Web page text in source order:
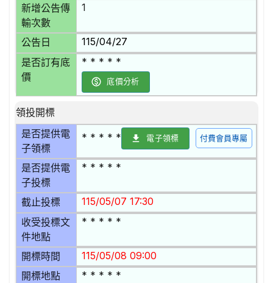
新增公告傳
輸次數
1
公告日 115/04/27
是否訂有底
價
* * * * *
底價分析
領投開標
是否提供電
子領標
* * * * * 電子領標 付費會員專屬
是否提供電
子投標
* * * * *
截止投標 115/05/07 17:30
收受投標文
件地點
* * * * *
開標時間 115/05/08 09:00
開標地點 * * * * *